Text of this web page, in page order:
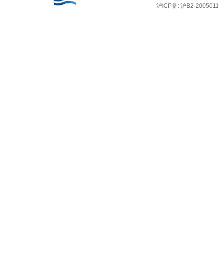
沪ICP备: 沪B2-